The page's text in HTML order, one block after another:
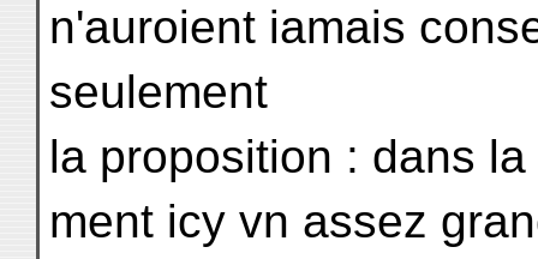
n'auroient iamais
seulement
la proposition : dans
ment icy vn assez